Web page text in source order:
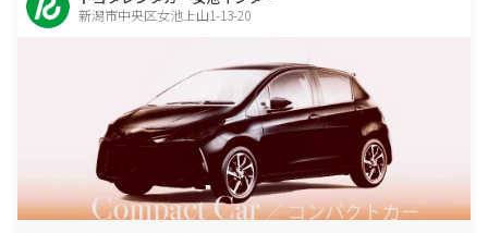
新潟市中央区女池上山1-13-20